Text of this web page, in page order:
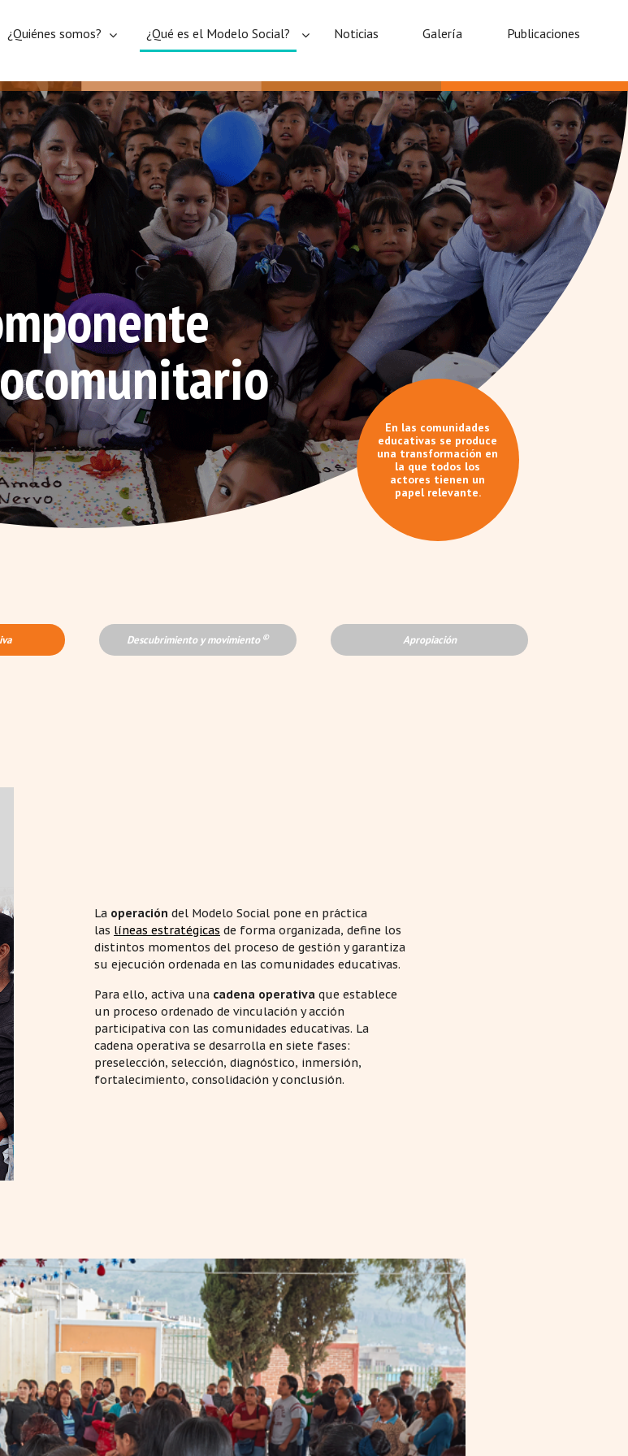
¿Quiénes somos? ¿Qué es el Modelo Social? Noticias Galería Publicaciones
En las comunidades
educativas se produce
una transformación en
la que todos los
actores tienen un
papel relevante.
Descubrimiento y movimiento © Apropiación
La operación del Modelo Social pone en práctica
las líneas estratégicas de forma organizada, define los
distintos momentos del proceso de gestión y garantiza
su ejecución ordenada en las comunidades educativas.
Para ello, activa una cadena operativa que establece
un proceso ordenado de vinculación y acción
participativa con las comunidades educativas. La
cadena operativa se desarrolla en siete fases:
preselección, selección, diagnóstico, inmersión,
fortalecimiento, consolidación y conclusión.